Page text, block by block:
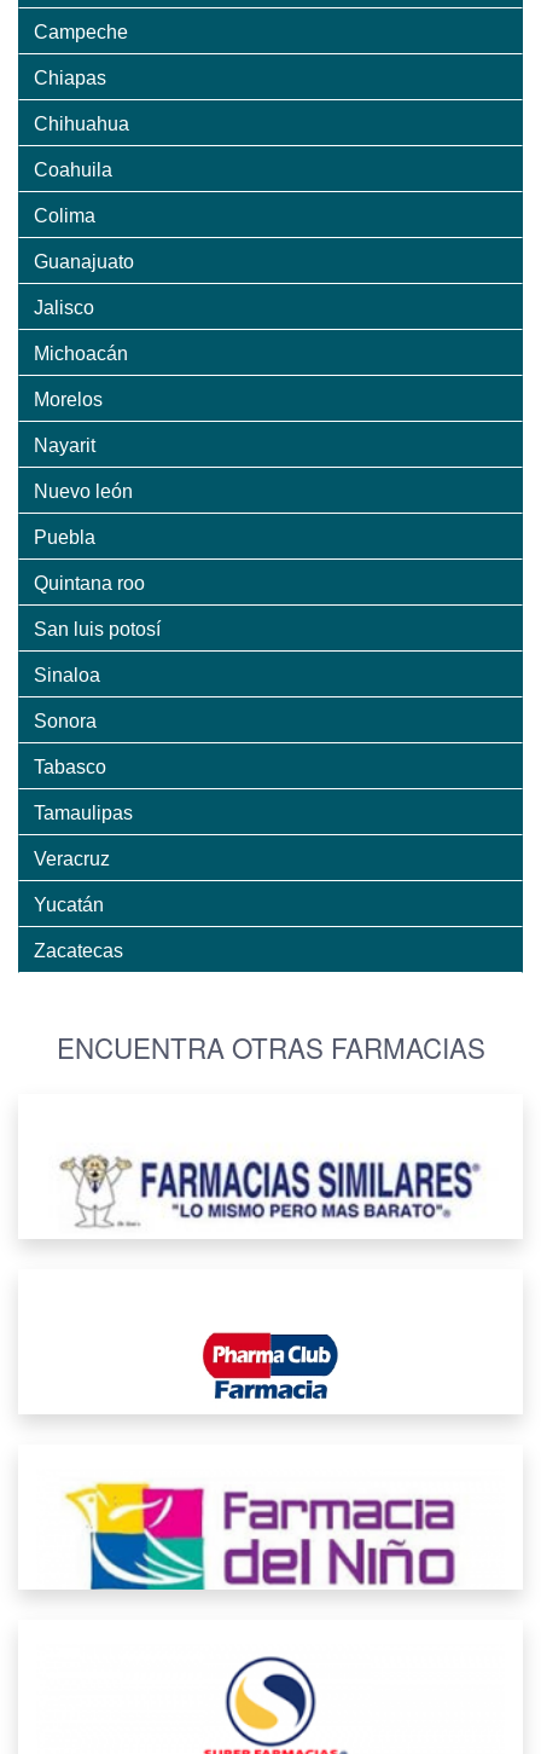
Campeche
Chiapas
Chihuahua
Coahuila
Colima
Guanajuato
Jalisco
Michoacán
Morelos
Nayarit
Nuevo león
Puebla
Quintana roo
San luis potosí
Sinaloa
Sonora
Tabasco
Tamaulipas
Veracruz
Yucatán
Zacatecas
ENCUENTRA OTRAS FARMACIAS